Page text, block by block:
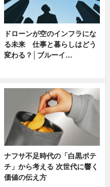
ドローンが空のインフラにな
る未来 仕事と暮らしはどう
変わる？│ブルーイ…
ナフサ不足時代の「白黒ポテ
チ」から考える 次世代に響く
価値の伝え方